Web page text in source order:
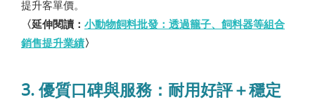
提升客單價。
〈延伸閱讀： 小動物飼料批發：透過籠子、飼料器等組合
銷售提升業績〉
3. 優質口碑與服務：耐用好評＋穩定